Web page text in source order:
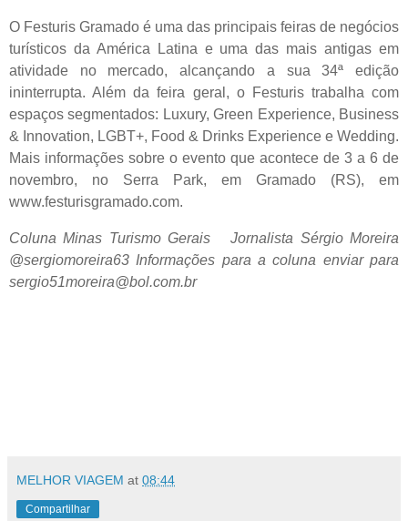
O Festuris Gramado é uma das principais feiras de negócios
turísticos da América Latina e uma das mais antigas em
atividade no mercado, alcançando a sua 34ª edição
ininterrupta. Além da feira geral, o Festuris trabalha com
espaços segmentados: Luxury, Green Experience, Business
& Innovation, LGBT+, Food & Drinks Experience e Wedding.
Mais informações sobre o evento que acontece de 3 a 6 de
novembro, no Serra Park, em Gramado (RS), em
www.festurisgramado.com.
Coluna Minas Turismo Gerais Jornalista Sérgio Moreira
@sergiomoreira63 Informações para a coluna enviar para
sergio51moreira@bol.com.br
MELHOR VIAGEM at 08:44
Compartilhar